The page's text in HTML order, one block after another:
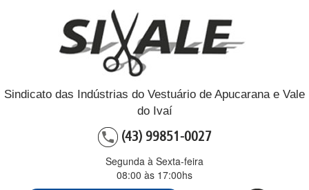
Sindicato das Indústrias do Vestuário de Apucarana e Vale
do Ivaí
(43) 99851-0027
Segunda à Sexta-feira
08:00 às 17:00hs